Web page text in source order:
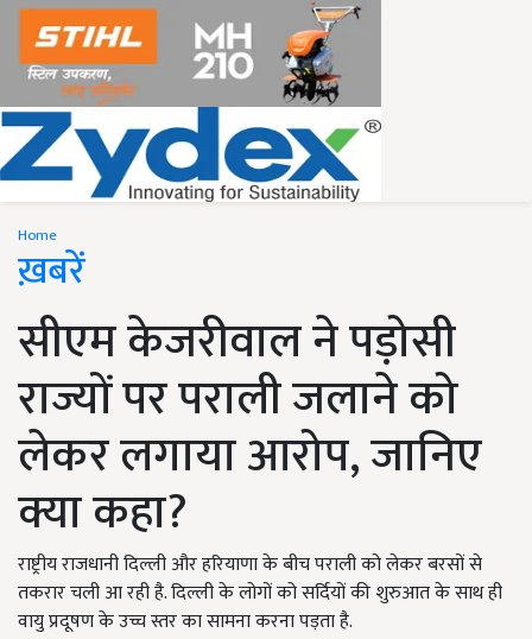
Home
ख़बरें
सीएम केजरीवाल ने पड़ोसी
राज्यों पर पराली जलाने को
लेकर लगाया आरोप, जानिए
क्या कहा?
राष्ट्रीय राजधानी दिल्ली और हरियाणा के बीच पराली को लेकर बरसों से
तकरार चली आ रही है. दिल्ली के लोगों को सर्दियों की शुरुआत के साथ ही
वायु प्रदूषण के उच्च स्तर का सामना करना पड़ता है.